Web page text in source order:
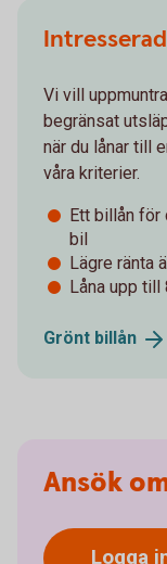
Vi vill
begränsat
när du lånar till
våra kriterier.
Ett billån för
bil
Lägre ränta
Låna upp till
Grönt billån
Ansök
Logga